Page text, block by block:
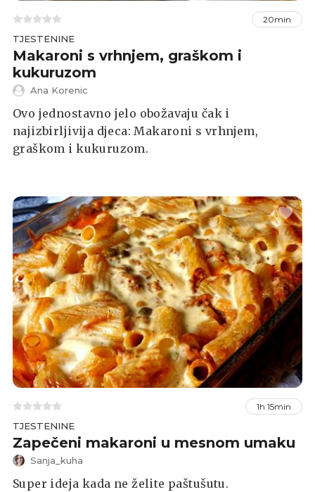
20min
TJESTENINE
Makaroni s vrhnjem, graškom i
kukuruzom
Ana Korenic
Ovo jednostavno jelo obožavaju čak i
najizbirljivija djeca: Makaroni s vrhnjem,
graškom i kukuruzom.
1h 15min
TJESTENINE
Zapečeni makaroni u mesnom umaku
Sanja_kuha
Super ideja kada ne želite paštušutu.